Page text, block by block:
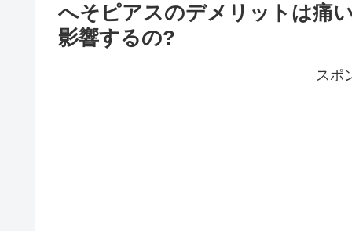
へそピアスのデメリットは痛
影響するの?
スポ